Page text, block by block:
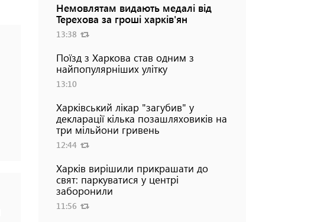
Немовлятам видають медалі від
Терехова за гроші харків'ян
13:38
Поїзд з Харкова став одним з
найпопулярніших улітку
13:10
Харківський лікар "загубив" у
декларації кілька позашляховиків на
три мільйони гривень
12:44
Харків вирішили прикрашати до
свят: паркуватися у центрі
заборонили
11:56